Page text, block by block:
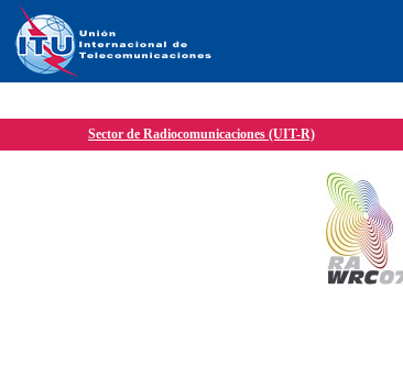
Sector de Radiocomunicaciones (UIT-R)